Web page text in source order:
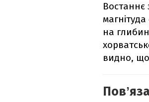
Востаннє
на
видно,